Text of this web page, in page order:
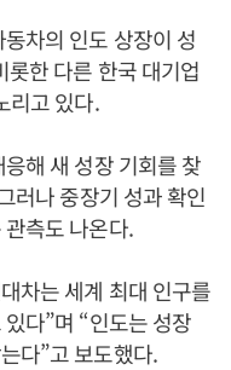
차의 인도 상장이 성
한 다른 한국 대기업
리고 있다.
해 새 성장 기회를 찾
러나 중장기 성과 확인
측도 나온다.
차는 세계 최대 인구를
다”며 “인도는 성장
다”고 보도했다.